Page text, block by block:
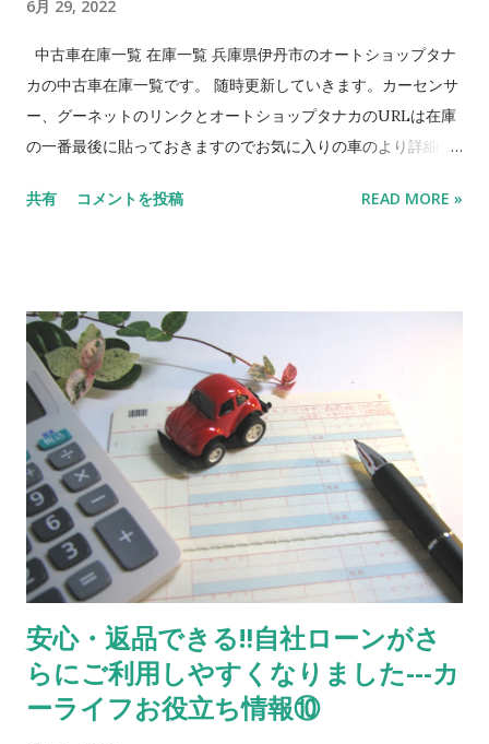
6月 29, 2022
中古車在庫一覧 在庫一覧 兵庫県伊丹市のオートショップタナ
カの中古車在庫一覧です。 随時更新していきます。カーセンサ
ー、グーネットのリンクとオートショップタナカのURLは在庫
の一番最後に貼っておきますのでお気に入りの車のより詳細情
色 特徴 1 デイズ ニッサン 黒 H28、５万キロ！ 2 ekワゴン
ダ 白 上位モデルの カスタムスタイル！背高スライドドア！ 6
デイズルークス ニッサン 黒 NEW‼ 背高両側電動スライド！
２年車検付！ 7 デイズ ニッサン 銀 走行６万キロ！ 8 ピク
シスエポック トヨタ 白 走行５万キロ！車検もたっぷり！商用
にも私用にも！ 9 クリッパー ニッサン 銀 NEW‼ 軽商用バ
ン！お仕事の車お探しの方 10 デイズ ニッサン 黒 H29、ナ
ビ、TV、ドライブレコーダー！ 11 フリード ホンダ 銀 希少な8
人乗り！両側スライドドア！ 12 N-BOX スズキ 薄青 車椅子仕
様で後席付き！通常車両としてもスライドドアが便利！ 13 N-
BOX スズキ 茶 NEW‼ 2年車検付でお求めやすい値段！ 14 エ
ブリィ スズキ 白 売約済 人気の軽商用バン！ 15 タント ダイ
ハツ 金 売約済 スライドドアで絶大な人気！ 16 デミオ マツダ
銀 根強い人気のコンパクトカー！（普通自動車） 17 N-BOX ホ
ンダ 黒 売約済 両側電動スライド！２年車検付！ 18 トッポ
共有 コメントを投稿 READ MORE »
安心・返品できる‼自社ローンがさ
らにご利用しやすくなりました---カ
ーライフお役立ち情報⑩